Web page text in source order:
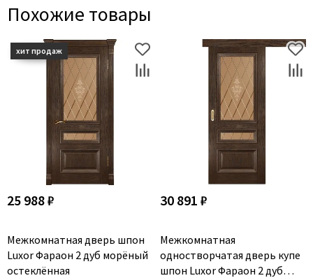
Похожие товары
25 988 ₽
Межкомнатная дверь шпон
Luxor Фараон 2 дуб морёный
остеклённая
30 891 ₽
Межкомнатная
одностворчатая дверь купе
шпон Luxor Фараон 2 дуб